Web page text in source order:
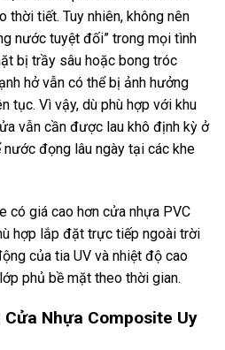
thời tiết. Tuy nhiên, không nên
nước tuyệt đối” trong mọi tình
bị trầy sâu hoặc bong tróc
hở vẫn có thể bị ảnh hưởng
tục. Vì vậy, dù phù hợp với khu
vẫn cần được lau khô định kỳ ở
nước đọng lâu ngày tại các khe
có giá cao hơn cửa nhựa PVC
hợp lắp đặt trực tiếp ngoài trời
của tia UV và nhiệt độ cao
phủ bề mặt theo thời gian.
Cửa Nhựa Composite Uy